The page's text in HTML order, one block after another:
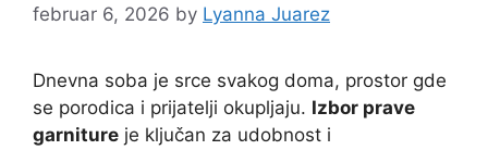
februar 6, 2026 by Lyanna Juarez
Dnevna soba je srce svakog doma, prostor gde
se porodica i prijatelji okupljaju. Izbor prave
garniture je ključan za udobnost i